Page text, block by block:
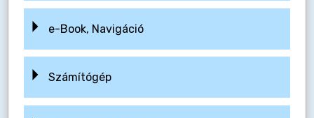
e-Book, Navigáció
Számítógép